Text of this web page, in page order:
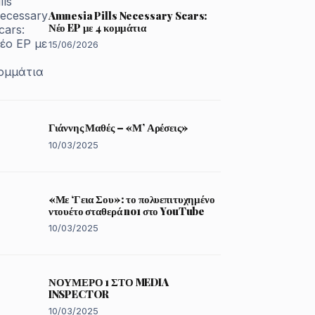
Amnesia Pills Necessary Scars:
Νέο EP με 4 κομμάτια
15/06/2026
Γιάννης Μαθές – «Μ’ Αρέσεις»
10/03/2025
«Με ‘Γεια Σου»: το πολυεπιτυχημένο
ντουέτο σταθερά no1 στο YouTube
10/03/2025
ΝΟΥΜΕΡΟ 1 ΣΤΟ MEDIA
INSPECTOR
10/03/2025